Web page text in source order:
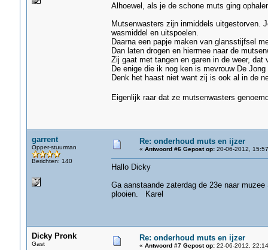
Alhoewel, als je de schone muts ging
Mutsenwasters zijn inmiddels uitgestorven.
wasmiddel en uitspoelen.
Daarna een papje maken van glansstijfsel
Dan laten drogen en hiermee naar de
Zij gaat met tangen en garen in de weer, dat
De enige die ik nog ken is mevrouw De
Denk het haast niet want zij is ook al in de
Eigenlijk raar dat ze mutsenwasters
garrent
Opper-stuurman
Berichten: 140
Re: onderhoud muts en ijzer
« Antwoord #6 Gepost op:20-06-2012,
Hallo Dicky
Ga aanstaande zaterdag de 23e naar
plooien. Karel
Dicky Pronk
Gast
Re: onderhoud muts en ijzer
« Antwoord #7 Gepost op:22-06-2012,